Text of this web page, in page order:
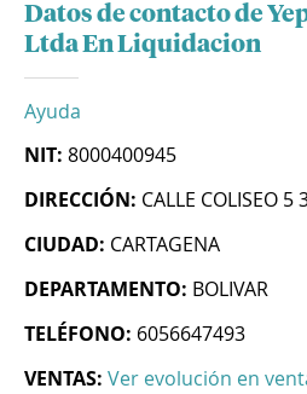
Datos de contacto de
Ltda En Liquidacion
Ayuda
NIT: 8000400945
DIRECCIÓN: CALLE COLISEO 5
CIUDAD: CARTAGENA
DEPARTAMENTO: BOLIVAR
TELÉFONO: 6056647493
VENTAS: Ver evolución en